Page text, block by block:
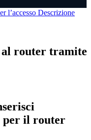
l’accesso Descrizione
al router tramite
il router